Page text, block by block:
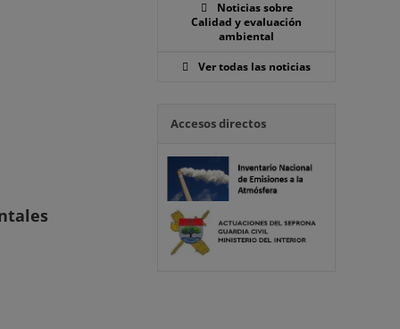
Noticias sobre
Calidad y evaluación
ambiental
Ver todas las noticias
Accesos directos